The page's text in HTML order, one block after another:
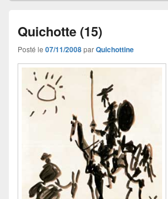
Quichotte (15)
Posté le 07/11/2008parQuichottine